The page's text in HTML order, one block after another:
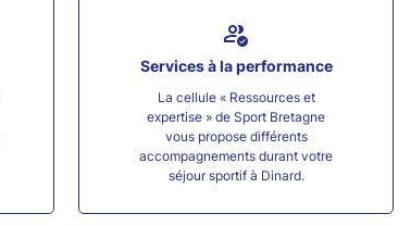
Services à la performance
La cellule « Ressources et
expertise » de Sport Bretagne
vous propose différents
accompagnements durant votre
séjour sportif à Dinard.